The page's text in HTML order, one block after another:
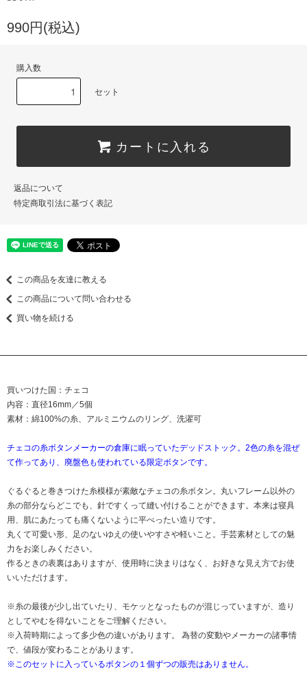
990円(税込)
購入数
セット
カートに入れる
返品について
特定商取引法に基づく表記
この商品を友達に教える
この商品について問い合わせる
買い物を続ける
買いつけた国：チェコ
内容：直径16mm／5個
素材：綿100%の糸、アルミニウムのリング、洗濯可
チェコの糸ボタンメーカーの倉庫に眠っていたデッドストック。2色の糸を混ぜ
て作ってあり、廃盤色も使われている限定ボタンです。
ぐるぐると巻きつけた糸模様が素敵なチェコの糸ボタン。丸いフレーム以外の
糸の部分ならどこでも、針ですくって縫い付けることができます。本来は寝具
用、肌にあたっても痛くないように平べったい造りです。
丸くて可愛い形、足のないゆえの使いやすさや軽いこと。手芸素材としての魅
力をお楽しみください。
作るときの表裏はありますが、使用時に決まりはなく、お好きな見え方でお使
いいただけます。
※糸の最後が少し出ていたり、モケッとなったものが混じっていますが、造り
としてやむを得ないことをご理解ください。
※入荷時期によって多少色の違いがあります。 為替の変動やメーカーの諸事情
で、値段が変わることがあります。
※このセットに入っているボタンの１個ずつの販売はありません。